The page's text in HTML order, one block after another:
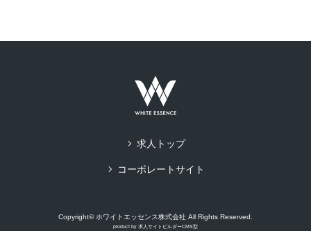
求人トップ
コーポレートサイト
Copyright© ホワイトエッセンス株式会社 All Rights Reserved.
product by 求人サイトビルダーCMS型